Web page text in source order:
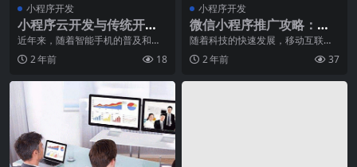
小程序开发
小程序云开发与传统开发
模式的对比分析
近年来，随着智能手机的普及和移
动互联网的发展，小程序已经成为
了人们生活中不可或缺
2 年前 18
小程序开发
微信小程序推广攻略：如
何增加用户粘性？
随着科技的快速发展，移动互联网
已经成为了人们生活的重要组成部
分。在移动互联网的浪
2 年前 37